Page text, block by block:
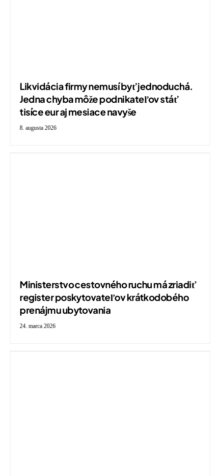
Likvidácia firmy nemusí byť jednoduchá.
Jedna chyba môže podnikateľov stáť
tisíce eur aj mesiace navyše
8. augusta 2026
Ministerstvo cestovného ruchu má zriadiť
register poskytovateľov krátkodobého
prenájmu ubytovania
24. marca 2026